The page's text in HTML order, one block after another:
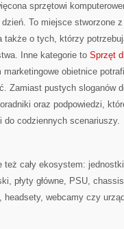
sprzętowi
To miejsce stworzone
także o tych, którzy
Inne kategorie to Sprzęt
obietnice
Zamiast pustych sloganów
oraz podpowiedzi,
codziennych scenariuszy.
też cały ekosystem:
płyty główne, PSU,
headsety, webcamy czy